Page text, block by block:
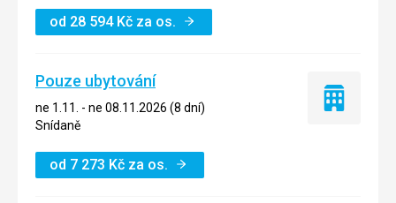
od 28 594Kč za os.
Pouze ubytování
ne 1.11. - ne 08.11.2026 (8 dní)
Snídaně
od 7 273 Kč za os.
Pouze